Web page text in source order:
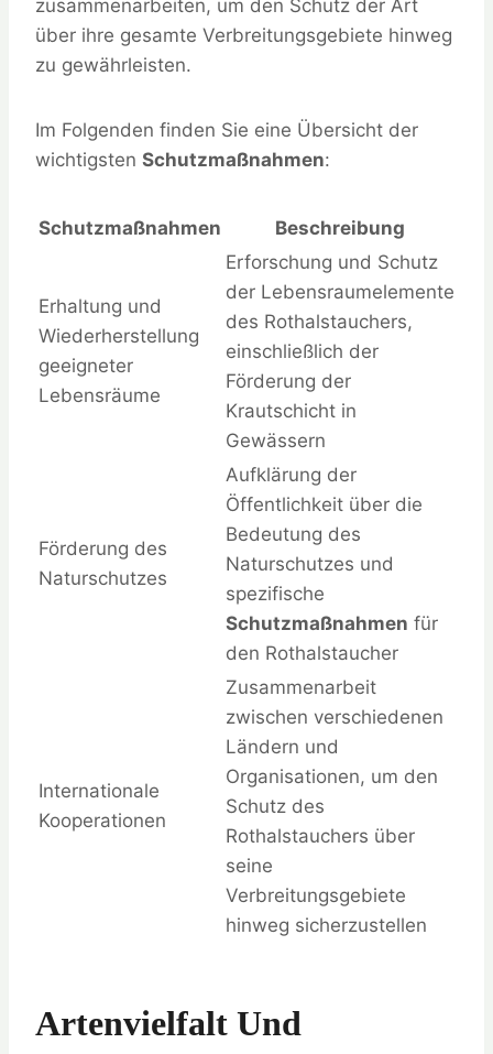
zusammenarbeiten, um den Schutz der Art
über ihre gesamte Verbreitungsgebiete hinweg
zu gewährleisten.
Im Folgenden finden Sie eine Übersicht der
wichtigsten Schutzmaßnahmen:
Schutzmaßnahmen Beschreibung
Erhaltung und
Wiederherstellung
geeigneter
Lebensräume
Erforschung und Schutz
der Lebensraumelemente
des Rothalstauchers,
einschließlich der
Förderung der
Krautschicht in
Gewässern
Förderung des
Naturschutzes
Aufklärung der
Öffentlichkeit über die
Bedeutung des
Naturschutzes und
spezifische
Schutzmaßnahmen für
den Rothalstaucher
Internationale
Kooperationen
Zusammenarbeit
zwischen verschiedenen
Ländern und
Organisationen, um den
Schutz des
Rothalstauchers über
seine
Verbreitungsgebiete
hinweg sicherzustellen
Artenvielfalt Und